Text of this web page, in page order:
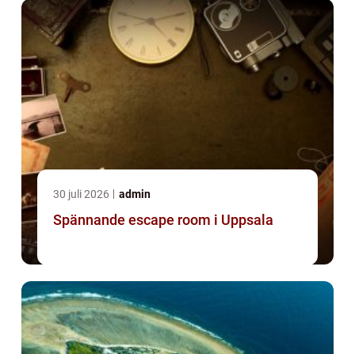
30 juli 2026 admin
Spännande escape room i Uppsala